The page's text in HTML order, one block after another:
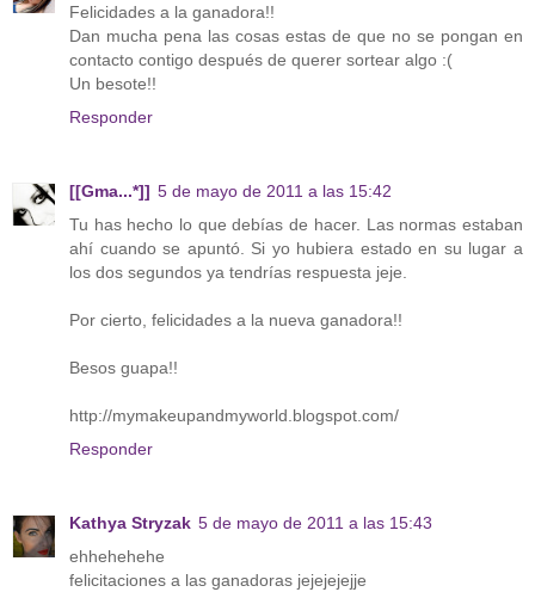
Felicidades a la ganadora!!
Dan mucha pena las cosas estas de que no se pongan en
contacto contigo después de querer sortear algo :(
Un besote!!
Responder
[[Gma...*]] 5 de mayo de 2011 a las 15:42
Tu has hecho lo que debías de hacer. Las normas estaban
ahí cuando se apuntó. Si yo hubiera estado en su lugar a
los dos segundos ya tendrías respuesta jeje.
Por cierto, felicidades a la nueva ganadora!!
Besos guapa!!
http://mymakeupandmyworld.blogspot.com/
Responder
Kathya Stryzak 5 de mayo de 2011 a las 15:43
ehhehehehe
felicitaciones a las ganadoras jejejejejje